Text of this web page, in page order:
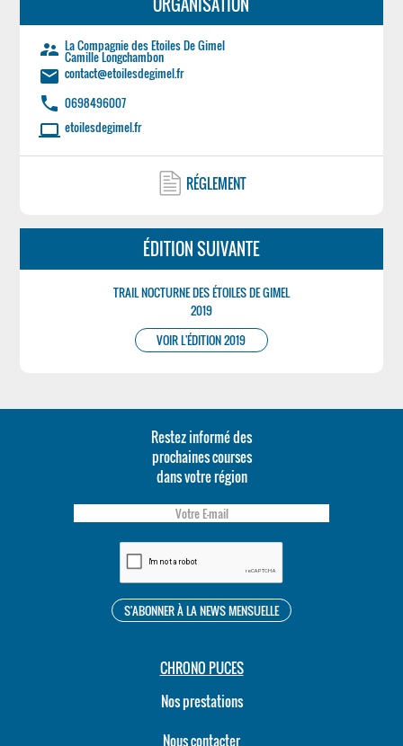
supervisor_account La Compagnie des Etoiles De Gimel
Camille Longchambon
email contact@etoilesdegimel.fr
phone 0698496007
laptop etoilesdegimel.fr
RÉGLEMENT
ÉDITION SUIVANTE
TRAIL NOCTURNE DES ÉTOILES DE GIMEL
2019
VOIR L'ÉDITION 2019
Restez informé des
prochaines courses
dans votre région
CHRONO PUCES
Nos prestations
Nous contacter